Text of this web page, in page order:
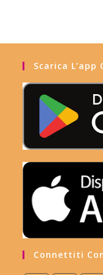
Scarica L’app
Connettiti